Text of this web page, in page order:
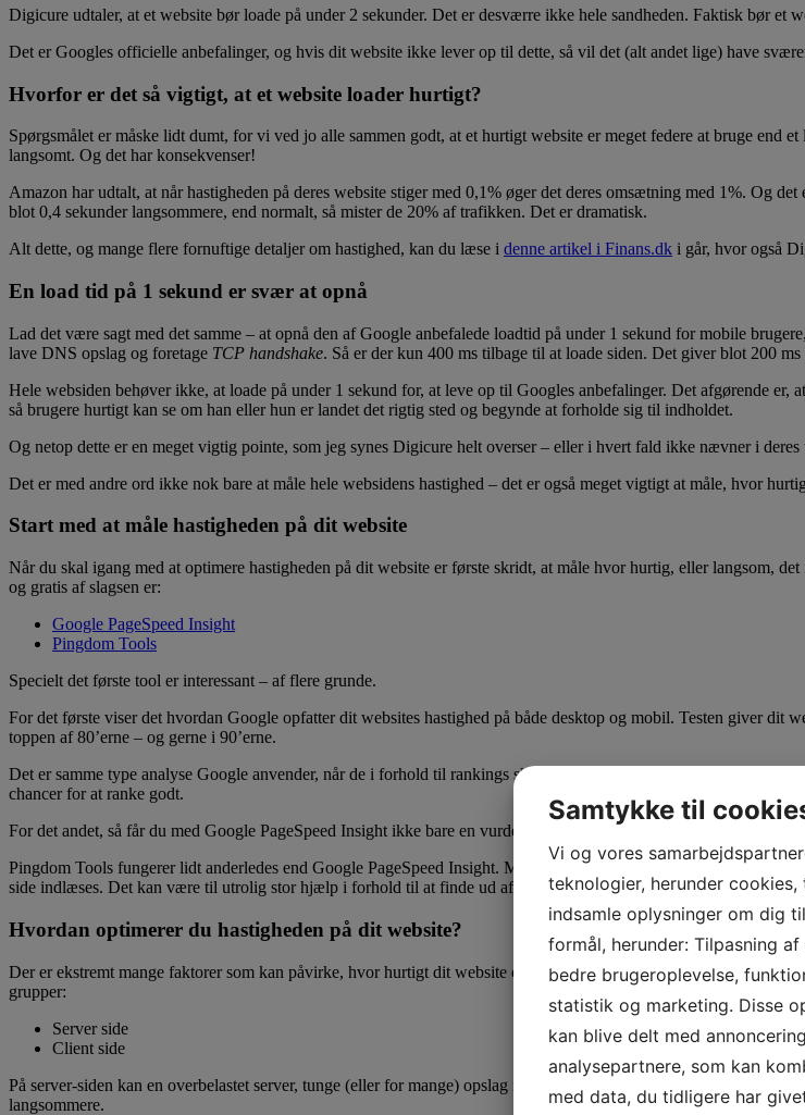
Digicure udtaler, at et website bør loade på under 2 sekunder. Det er desværre ikke hele sandheden. Faktisk bør et
Det er Googles officielle anbefalinger, og hvis dit website ikke lever op til dette, så vil det (alt andet lige) have
Hvorfor er det så vigtigt, at et website loader hurtigt?
Spørgsmålet er måske lidt dumt, for vi ved jo alle sammen godt, at et hurtigt website er meget federe at bruge
langsomt. Og det har konsekvenser!
Amazon har udtalt, at når hastigheden på deres website stiger med 0,1% øger det deres omsætning med 1%. Og
blot 0,4 sekunder langsommere, end normalt, så mister de 20% af trafikken. Det er dramatisk.
Alt dette, og mange flere fornuftige detaljer om hastighed, kan du læse i denne artikel i Finans.dk i går, hvor også
En load tid på 1 sekund er svær at opnå
Lad det være sagt med det samme – at opnå den af Google anbefalede loadtid på under 1 sekund for mobile
lave DNS opslag og foretage TCP handshake. Så er der kun 400 ms tilbage til at loade siden. Det giver blot 200
Hele websiden behøver ikke, at loade på under 1 sekund for, at leve op til Googles anbefalinger. Det afgørende er, at
så brugere hurtigt kan se om han eller hun er landet det rigtig sted og begynde at forholde sig til indholdet.
Og netop dette er en meget vigtig pointe, som jeg synes Digicure helt overser – eller i hvert fald ikke nævner i
Det er med andre ord ikke nok bare at måle hele websidens hastighed – det er også meget vigtigt at måle, hvor
Start med at måle hastigheden på dit website
Når du skal igang med at optimere hastigheden på dit website er første skridt, at måle hvor hurtig, eller langsom,
og gratis af slagsen er:
Google PageSpeed Insight
Pingdom Tools
Specielt det første tool er interessant – af flere grunde.
For det første viser det hvordan Google opfatter dit websites hastighed på både desktop og mobil. Testen giver dit
toppen af 80’erne – og gerne i 90’erne.
Det er samme type analyse Google anvender, når de i forhold til rankings skal vurdere hvor hurtigt dit website er.
chancer for at ranke godt.
For det andet, så får du med Google PageSpeed Insight ikke bare en vurdering af, hvor hurtigt dit website er, du
Pingdom Tools fungerer lidt anderledes end Google PageSpeed Insight. Med dette værktøj måles den faktiske
side indlæses. Det kan være til utrolig stor hjælp i forhold til at finde ud af, hvilke elementer det er, som skaber de
Hvordan optimerer du hastigheden på dit website?
Der er ekstremt mange faktorer som kan påvirke, hvor hurtigt dit website er. Mange flere end jeg har mulighed for
grupper:
Server side
Client side
På server-siden kan en overbelastet server, tunge (eller for mange) opslag i bagvedliggende systemer og eksterne
langsommere.
Samtykke til
Vi og vores
teknologier, herunder cookies,
indsamle oplysninger om dig
formål, herunder: Tilpasning af
bedre brugeroplevelse,
statistik og marketing. Disse
kan blive delt med
analysepartnere, som kan
med data, du tidligere har